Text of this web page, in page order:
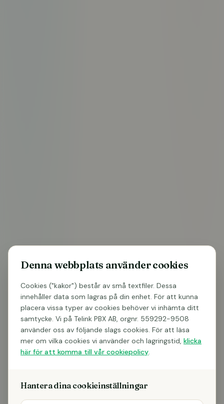
Denna webbplats använder cookies
Cookies ("kakor") består av små textfiler. Dessa
innehåller data som lagras på din enhet. För att kunna
placera vissa typer av cookies behöver vi inhämta ditt
samtycke. Vi på Telink PBX AB, orgnr. 559292-9508
använder oss av följande slags cookies. För att läsa
mer om vilka cookies vi använder och lagringstid, klicka
här för att komma till vår cookiepolicy
Hantera dina cookieinställningar
er telefoni
Kostnadsfri rådgivning – vi ringer upp inom 1
arbetsdag
Se hur AI kan svara, sammanfatta och logga era
Ingen bindningstid att prata med oss – helt